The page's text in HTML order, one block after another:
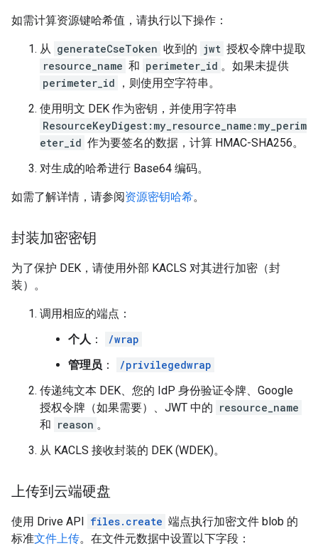
如需计算资源键哈希值，请执行以下操作：
从 generateCseToken 收到的 jwt 授权令牌中提取
resource_name 和 perimeter_id 。如果未提供
perimeter_id
，则使用空字符串。
使用明文 DEK 作为密钥，并使用字符串
ResourceKeyDigest:my_resource_name:my_perim
eter_id 作为要签名的数据，计算 HMAC-SHA256。
对生成的哈希进行 Base64 编码。
如需了解详情，请参阅资源密钥哈希。
封装加密密钥
为了保护 DEK，请使用外部 KACLS 对其进行加密（封
装）。
调用相应的端点：
个人 ：
/wrap
管理员 ：
/privilegedwrap
传递纯文本 DEK、您的 IdP 身份验证令牌、Google
授权令牌（如果需要）、JWT 中的 resource_name
和 reason 。
从 KACLS 接收封装的 DEK (WDEK)。
上传到云端硬盘
使用 Drive API files.create 端点执行加密文件 blob 的
标准文件上传。在文件元数据中设置以下字段：